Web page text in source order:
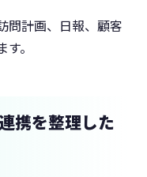
問計画、日報、顧客
。
携を整理した